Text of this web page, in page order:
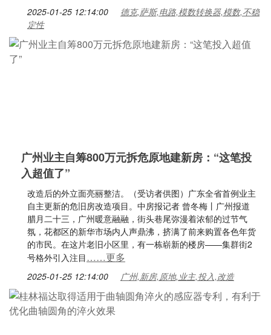
2025-01-25 12:14:00
德克,萨斯,电路,模数转换器,模数,不稳
定性
广州业主自筹800万元拆危原地建新房：“这笔投
入超值了”
改造后的外立面亮丽整洁。（受访者供图）广东全省首例业主
自主更新的危旧房改造项目。中房报记者 曾冬梅丨广州报道
腊月二十三，广州暖意融融，街头巷尾弥漫着浓郁的过节气
氛，花都区的新华市场内人声鼎沸，挤满了前来购置各色年货
的市民。在这片老旧小区里，有一栋崭新的楼房——集群街2
号格外引入注目……更多
2025-01-25 12:14:00 广州,新房,原地,业主,投入,改造